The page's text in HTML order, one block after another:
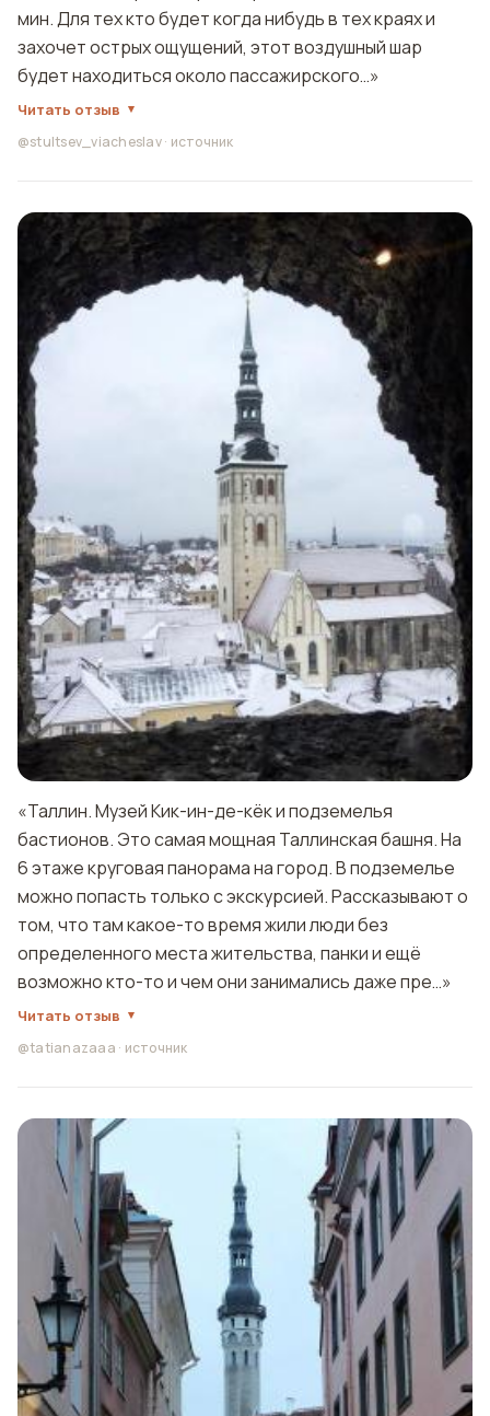
мин. Для тех кто будет когда нибудь в тех краях и
захочет острых ощущений, этот воздушный шар
будет находиться около пассажирского…»
Читать отзыв
@stultsev_viacheslav· источник
«Таллин. Музей Кик-ин-де-кёк и подземелья
бастионов. Это самая мощная Таллинская башня. На
6 этаже круговая панорама на город. В подземелье
можно попасть только с экскурсией. Рассказывают о
том, что там какое-то время жили люди без
определенного места жительства, панки и ещё
возможно кто-то и чем они занимались даже пре…»
Читать отзыв
@tatianazaaa · источник